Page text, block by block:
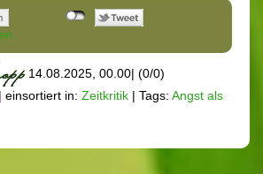
14.08.2025, 00.00| (0/0)
einsortiert in: Zeitkritik | Tags: Angst als